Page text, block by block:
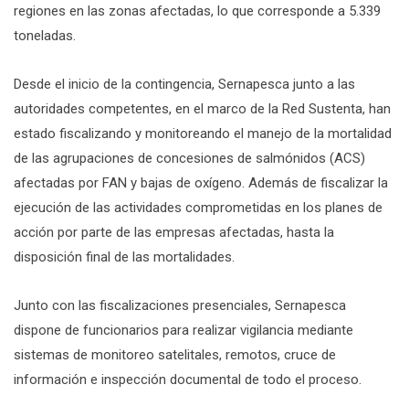
regiones en las zonas afectadas, lo que corresponde a 5.339
toneladas.
Desde el inicio de la contingencia, Sernapesca junto a las
autoridades competentes, en el marco de la Red Sustenta, han
estado fiscalizando y monitoreando el manejo de la mortalidad
de las agrupaciones de concesiones de salmónidos (ACS)
afectadas por FAN y bajas de oxígeno. Además de fiscalizar la
ejecución de las actividades comprometidas en los planes de
acción por parte de las empresas afectadas, hasta la
disposición final de las mortalidades.
Junto con las fiscalizaciones presenciales, Sernapesca
dispone de funcionarios para realizar vigilancia mediante
sistemas de monitoreo satelitales, remotos, cruce de
información e inspección documental de todo el proceso.